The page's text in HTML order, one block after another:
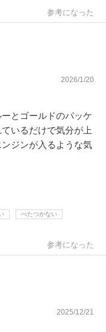
参考になった
2026/1/20
とゴールドのパッケ
いるだけで気分が上
ジンが入るような気
べたつかない
参考になった
2025/12/21